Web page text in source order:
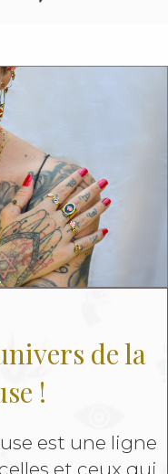
de la
!
est une ligne
et ceux qui